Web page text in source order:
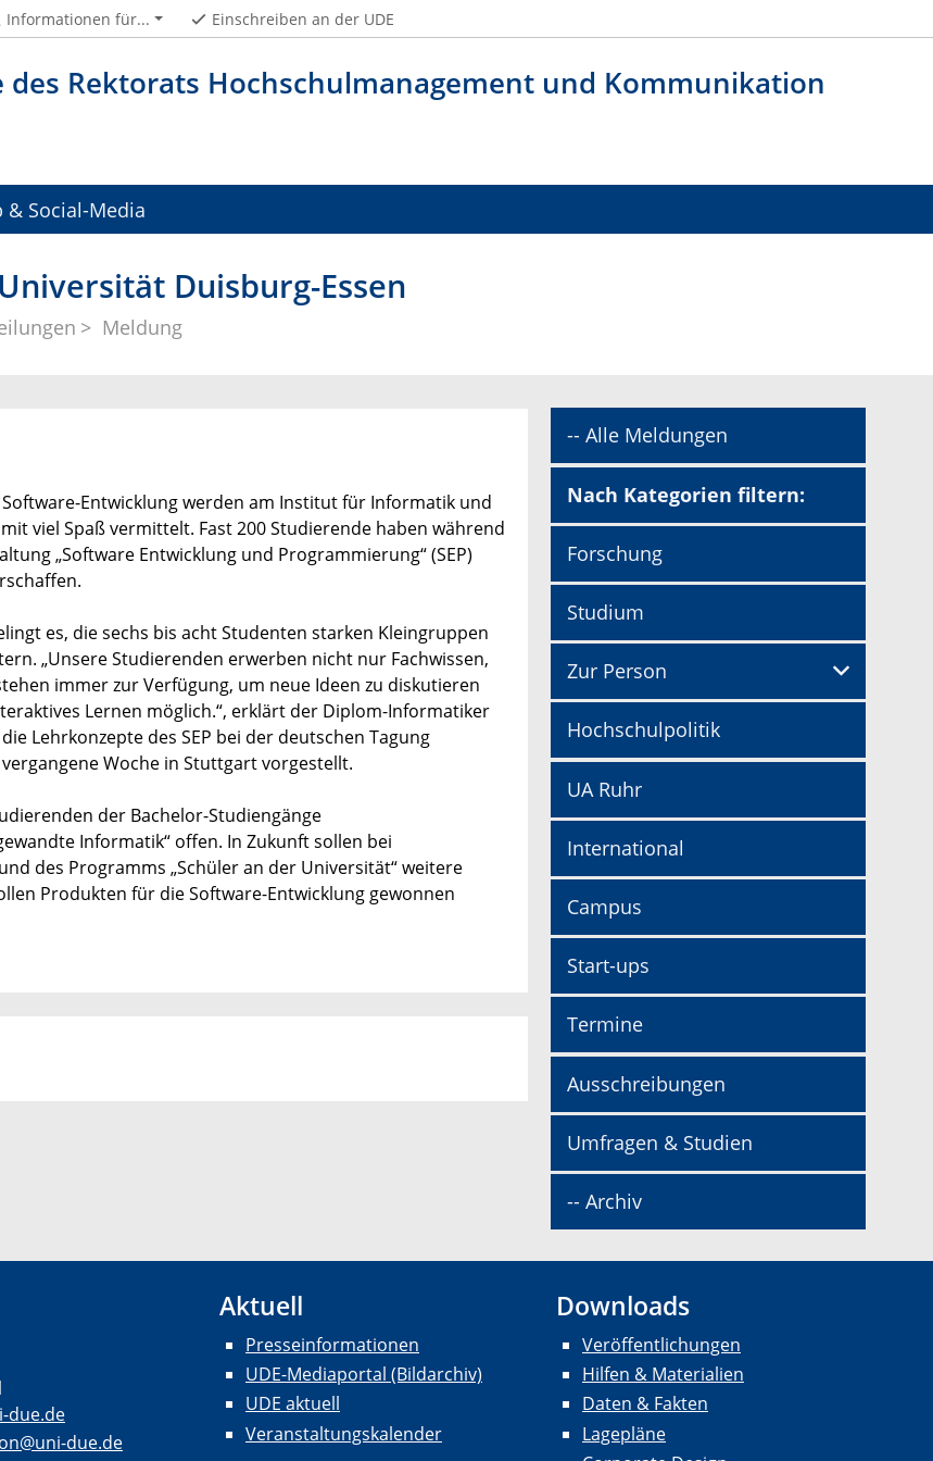
des Rektorats Hochschulmanagement und Kommunikation
Informationen für... Einschreiben an der UDE
& Social-Media
Duisburg-Essen
Meldung
Entwicklung werden am Institut für Informatik und
viel Spaß vermittelt. Fast 200 Studierende haben während
„Software Entwicklung und Programmierung“ (SEP)
es, die sechs bis acht Studenten starken Kleingruppen
„Unsere Studierenden erwerben nicht nur Fachwissen,
immer zur Verfügung, um neue Ideen zu diskutieren
Lernen möglich.“, erklärt der Diplom-Informatiker
Lehrkonzepte des SEP bei der deutschen Tagung
Woche in Stuttgart vorgestellt.
der Bachelor-Studiengänge
Informatik“ offen. In Zukunft sollen bei
des Programms „Schüler an der Universität“ weitere
Produkten für die Software-Entwicklung gewonnen
-- Alle Meldungen
Nach Kategorien filtern:
Forschung
Studium
Zur Person
Hochschulpolitik
UA Ruhr
International
Campus
Start-ups
Termine
Ausschreibungen
Umfragen & Studien
-- Archiv
due.de
due.de
Aktuell
Presseinformationen
UDE-Mediaportal (Bildarchiv)
UDE aktuell
Veranstaltungskalender
Downloads
Veröffentlichungen
Hilfen & Materialien
Daten & Fakten
Lagepläne